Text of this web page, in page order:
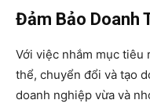
Đảm Bảo Doanh
Với việc nhắm mục tiêu
thể, chuyển đổi và tạo
doanh nghiệp vừa và